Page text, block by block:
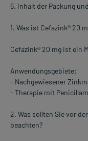
6. Inhalt der Packung
1. Was ist Cefazink® 20
Cefazink® 20 mg ist ein
Anwendungsgebiete:
- Nachgewiesener
- Therapie mit
2. Was sollten Sie vor
beachten?